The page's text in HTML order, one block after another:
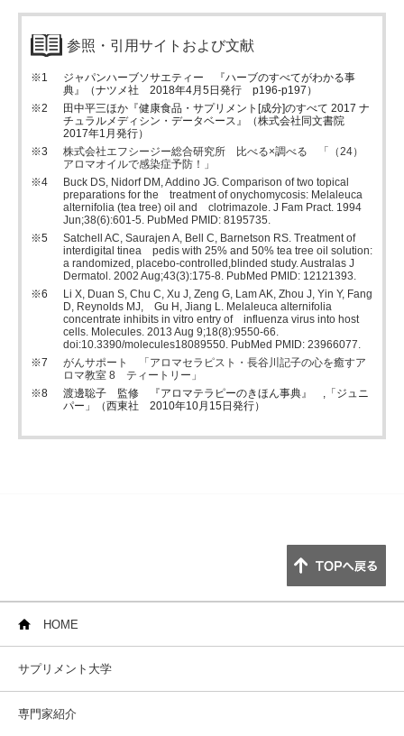
参照・引用サイトおよび文献
ジャパンハーブソサエティー 『ハーブのすべてがわかる事
典』（ナツメ社 2018年4月5日発行 p196-p197）
田中平三ほか『健康食品・サプリメント[成分]のすべて 2017 ナ
チュラルメディシン・データベース』（株式会社同文書院
2017年1月発行）
株式会社エフシージー総合研究所 比べる×調べる 「（24）
アロマオイルで感染症予防！」
Buck DS, Nidorf DM, Addino JG. Comparison of two topical
preparations for the treatment of onychomycosis: Melaleuca
alternifolia (tea tree) oil and clotrimazole. J Fam Pract. 1994
Jun;38(6):601-5. PubMed PMID: 8195735.
Satchell AC, Saurajen A, Bell C, Barnetson RS. Treatment of
interdigital tinea pedis with 25% and 50% tea tree oil solution:
a randomized, placebo-controlled,blinded study. Australas J
Dermatol. 2002 Aug;43(3):175-8. PubMed PMID: 12121393.
Li X, Duan S, Chu C, Xu J, Zeng G, Lam AK, Zhou J, Yin Y, Fang
D, Reynolds MJ, Gu H, Jiang L. Melaleuca alternifolia
concentrate inhibits in vitro entry of influenza virus into host
cells. Molecules. 2013 Aug 9;18(8):9550-66.
doi:10.3390/molecules18089550. PubMed PMID: 23966077.
がんサポート 「アロマセラピスト・長谷川記子の心を癒すア
ロマ教室 8 ティートリー」
渡邊聡子 監修 『アロマテラピーのきほん事典』 ,「ジュニ
パー」（西東社 2010年10月15日発行）
HOME
サプリメント大学
専門家紹介